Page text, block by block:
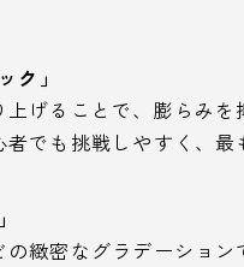
ク」
げることで、膨らみ
でも挑戦しやすく、最
緻密なグラデーショ